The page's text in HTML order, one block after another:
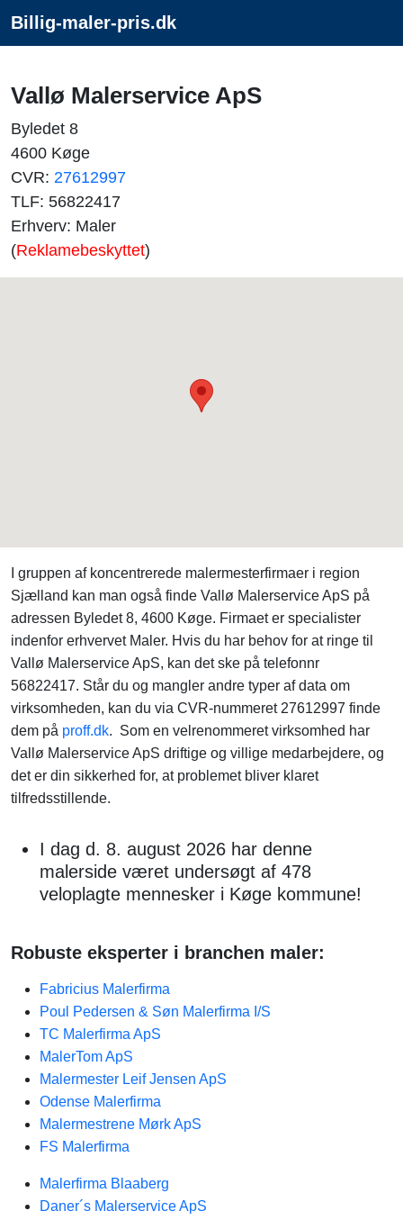
Billig-maler-pris.dk
Vallø Malerservice ApS
Byledet 8
4600 Køge
CVR: 27612997
TLF: 56822417
Erhverv: Maler
(Reklamebeskyttet)
I gruppen af koncentrerede malermesterfirmaer i region
Sjælland kan man også finde Vallø Malerservice ApS på
adressen Byledet 8, 4600 Køge. Firmaet er specialister
indenfor erhvervet Maler. Hvis du har behov for at ringe til
Vallø Malerservice ApS, kan det ske på telefonnr
56822417. Står du og mangler andre typer af data om
virksomheden, kan du via CVR-nummeret 27612997 finde
dem på proff.dk. Som en velrenommeret virksomhed har
Vallø Malerservice ApS driftige og villige medarbejdere, og
det er din sikkerhed for, at problemet bliver klaret
tilfredsstillende.
I dag d. 8. august 2026 har denne
malerside været undersøgt af 478
veloplagte mennesker i Køge kommune!
Robuste eksperter i branchen maler:
Fabricius Malerfirma
Poul Pedersen & Søn Malerfirma I/S
TC Malerfirma ApS
MalerTom ApS
Malermester Leif Jensen ApS
Odense Malerfirma
Malermestrene Mørk ApS
FS Malerfirma
Malerfirma Blaaberg
Daner´s Malerservice ApS